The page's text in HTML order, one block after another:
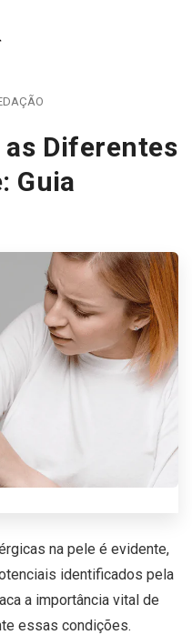
as Diferentes
Guia
na pele é evidente,
identificados pela
a importância vital de
essas condições.